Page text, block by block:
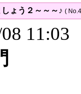
ょう２～～～♪ (
11:03